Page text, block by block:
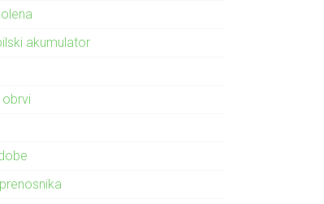
akumulator
obrvi